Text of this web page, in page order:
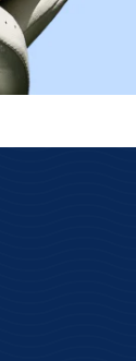
Schnelle
Kostenloser